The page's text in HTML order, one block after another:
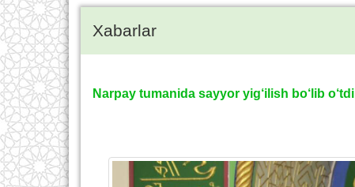
Xabarlar
Narpay tumanida sayyor yig‘ilish bo‘lib o‘tdi